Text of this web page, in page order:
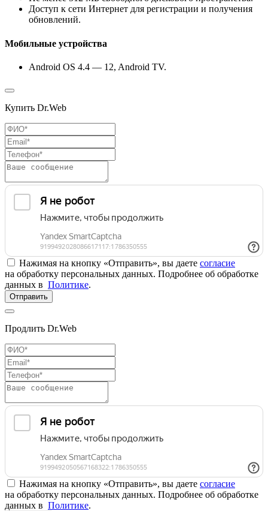
Доступ к сети Интернет для регистрации и получения
обновлений.
Мобильные устройства
Android OS 4.4 — 12, Android TV.
Купить Dr.Web
Нажимая на кнопку «Отправить», вы даете согласие
на обработку персональных данных. Подробнее об обработке
данных в Политике.
Отправить
Продлить Dr.Web
Нажимая на кнопку «Отправить», вы даете согласие
на обработку персональных данных. Подробнее об обработке
данных в Политике.